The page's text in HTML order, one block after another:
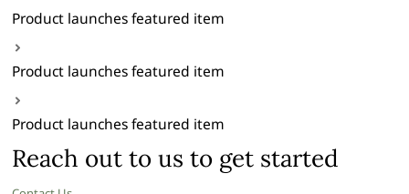
Product launches featured item
Product launches featured item
Product launches featured item
Reach out to us to get started